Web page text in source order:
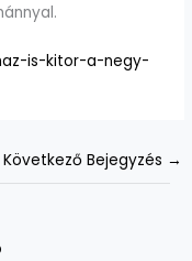
is-kitor-a-negy-
Következő Bejegyzés →